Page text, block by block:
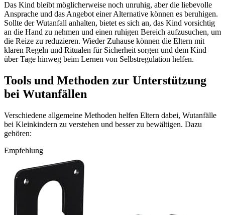
Das Kind bleibt möglicherweise noch unruhig, aber die liebevolle
Ansprache und das Angebot einer Alternative können es beruhigen.
Sollte der Wutanfall anhalten, bietet es sich an, das Kind vorsichtig
an die Hand zu nehmen und einen ruhigen Bereich aufzusuchen, um
die Reize zu reduzieren. Wieder Zuhause können die Eltern mit
klaren Regeln und Ritualen für Sicherheit sorgen und dem Kind
über Tage hinweg beim Lernen von Selbstregulation helfen.
Tools und Methoden zur Unterstützung
bei Wutanfällen
Verschiedene allgemeine Methoden helfen Eltern dabei, Wutanfälle
bei Kleinkindern zu verstehen und besser zu bewältigen. Dazu
gehören:
Empfehlung